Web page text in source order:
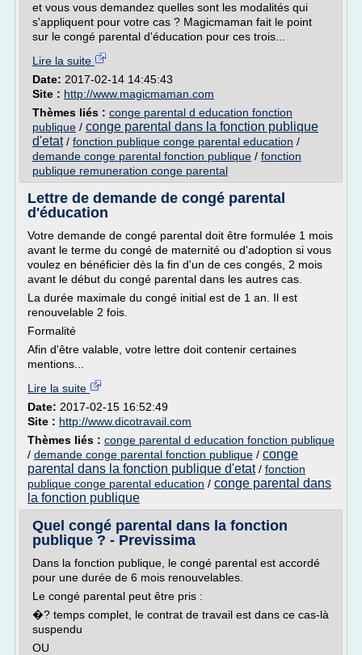
et vous vous demandez quelles sont les modalités qui
s'appliquent pour votre cas ? Magicmaman fait le point
sur le congé parental d'éducation pour ces trois...
Lire la suite
Date: 2017-02-14 14:45:43
Site : http://www.magicmaman.com
Thèmes liés : conge parental d education fonction
publique / conge parental dans la fonction publique
d'etat/ fonction publique conge parental education /
demande conge parental fonction publique / fonction
publique remuneration conge parental
Lettre de demande de congé parental
d'éducation
Votre demande de congé parental doit être formulée 1 mois
avant le terme du congé de maternité ou d'adoption si vous
voulez en bénéficier dès la fin d'un de ces congés, 2 mois
avant le début du congé parental dans les autres cas.
La durée maximale du congé initial est de 1 an. Il est
renouvelable 2 fois.
Formalité
Afin d'être valable, votre lettre doit contenir certaines
mentions...
Lire la suite
Date: 2017-02-15 16:52:49
Site : http://www.dicotravail.com
Thèmes liés : conge parental d education fonction publique
/ demande conge parental fonction publique / conge
parental dans la fonction publique d'etat/ fonction
publique conge parental education / conge parental dans
la fonction publique
Quel congé parental dans la fonction
publique ? - Previssima
Dans la fonction publique, le congé parental est accordé
pour une durée de 6 mois renouvelables.
Le congé parental peut être pris :
�? temps complet, le contrat de travail est dans ce cas-là
suspendu
OU